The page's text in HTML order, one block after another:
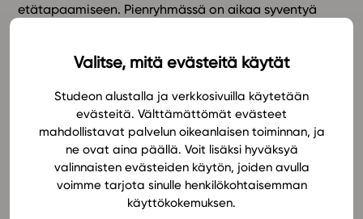
Valitse, mitä evästeitä käytät
Studeon alustalla ja verkkosivuilla käytetään
evästeitä. Välttämättömät evästeet
mahdollistavat palvelun oikeanlaisen toiminnan, ja
ne ovat aina päällä. Voit lisäksi hyväksyä
valinnaisten evästeiden käytön, joiden avulla
voimme tarjota sinulle henkilökohtaisemman
käyttökokemuksen.
etätapaamiseen. Pienryhmässä on aikaa syventyä
kysyä kollegoiltasi?
Pienryhmän etätapaamisessa keskustelemme mm.
seuraavista aiheista:
Miten Studeon lukion opinto-ohjauksen
oppimateriaalia voi hyödyntää oppitunneilla,
ryhmänohjauksessa ja henkilökohtaisessa